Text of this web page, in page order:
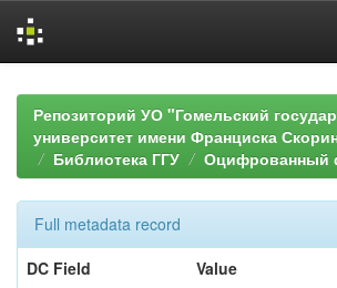
navigationРепозиторий УО "Гомельский
университет имени Франциска
Библиотека ГГУ
Оцифрованный
Full metadata record
DC Field
Value